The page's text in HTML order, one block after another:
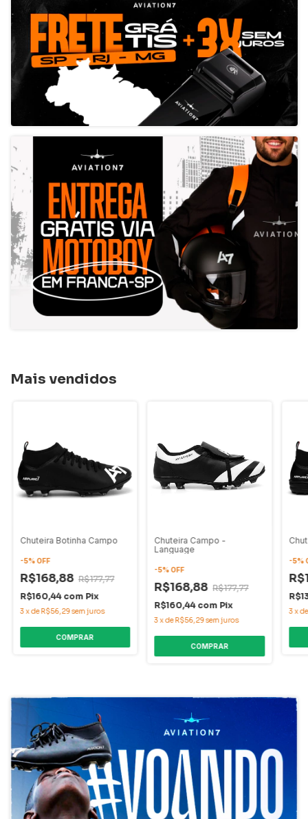
Mais vendidos
Chuteira Botinha Campo
-5%OFF
R$168,88 R$177,77
R$160,44 com Pix
3xdeR$56,29sem juros
COMPRAR
Chuteira Campo -
Language
-5%OFF
R$168,88 R$177,77
R$160,44 com Pix
3xdeR$56,29sem juros
COMPRAR
-5%
3x